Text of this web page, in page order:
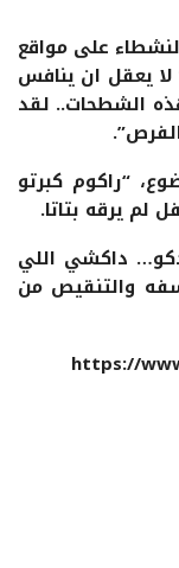
على مواقع
لا يعقل ان ينافس
مونديال 2026 بمثل هذه الشطحات.. لقد
“راكوم كبرتو
لم يرقه بتاتا.
داكشي اللي
والتنقيص من
https://